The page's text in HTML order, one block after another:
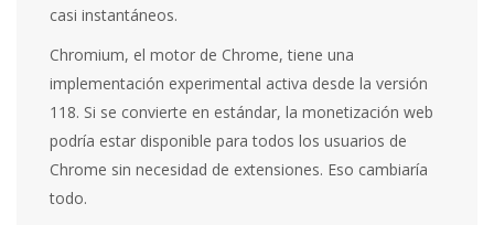
casi instantáneos.
Chromium, el motor de Chrome, tiene una
implementación experimental activa desde la versión
118. Si se convierte en estándar, la monetización web
podría estar disponible para todos los usuarios de
Chrome sin necesidad de extensiones. Eso cambiaría
todo.